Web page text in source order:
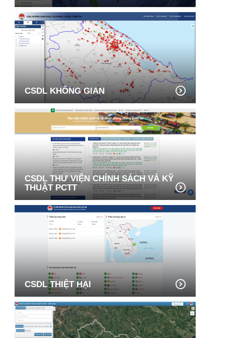
CSDL KHÔNG GIAN
CSDL THƯ VIỆN CHÍNH SÁCH VÀ KỸ
THUẬT PCTT
CSDL THIỆT HẠI